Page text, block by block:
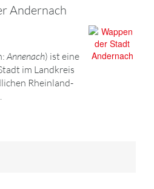
Andernach
Annenach) ist eine
im Landkreis
Rheinland-